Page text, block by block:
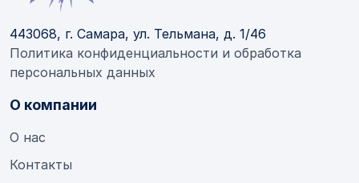
443068, г. Самара, ул. Тельмана, д. 1/46
Политика конфиденциальности и обработка
персональных данных
О компании
О нас
Контакты